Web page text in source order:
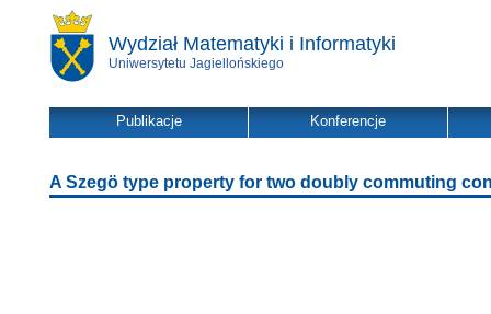
Wydział Matematyki i Informatyki
Uniwersytetu Jagiellońskiego
Publikacje Konferencje
A Szegö type property for two doubly commuting